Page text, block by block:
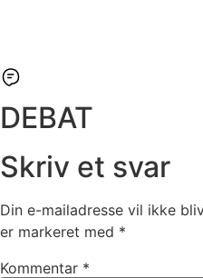
DEBAT
Skriv et svar
Din e-mailadresse vil ikke
er markeret med *
Kommentar *